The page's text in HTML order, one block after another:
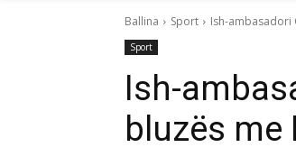
Ballina Sport Ish-ambasadori
Sport
Ish-
bluzës me